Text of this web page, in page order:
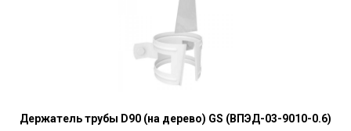
Держатель трубы D90 (на дерево) GS (ВПЭД-03-9010-0.6)